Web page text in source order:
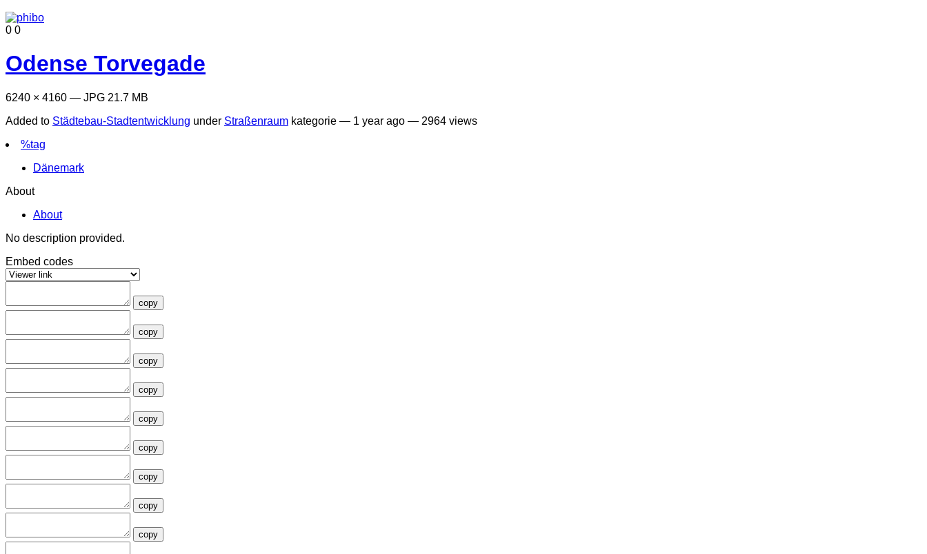
0 0
Odense Torvegade
6240 × 4160 — JPG 21.7 MB
Added to Städtebau-Stadtentwicklung under Straßenraum kategorie — 1 year ago — 2964 views
%tag
Dänemark
About
About
No description provided.
Embed codes
copy
copy
copy
copy
copy
copy
copy
copy
copy